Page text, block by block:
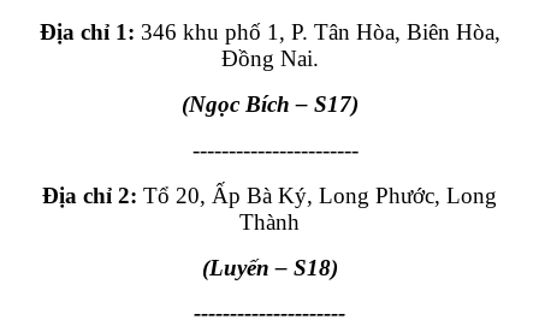
Địa chỉ 1: 346 khu phố 1, P. Tân Hòa, Biên Hòa,
Đồng Nai.
(Ngọc Bích – S17)
-----------------------
Địa chỉ 2: Tổ 20, Ấp Bà Ký, Long Phước, Long
Thành
(Luyến – S18)
---------------------